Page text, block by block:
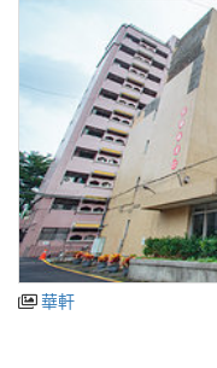
華軒